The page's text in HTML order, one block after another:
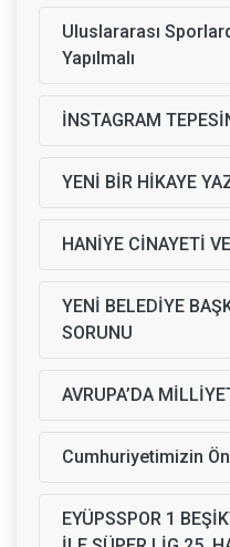
Uluslararası
Yapılmalı
İNSTAGRAM
YENİ BİR HİKAYE
HANİYE CİNAYETİ
YENİ BELEDİYE
SORUNU
AVRUPA’DA
Cumhuriyetimizin
EYÜPSSPOR 1